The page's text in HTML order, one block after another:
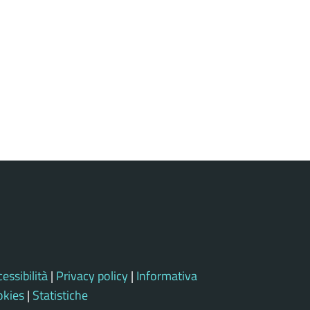
| Privacy policy | Informativa
| Statistiche